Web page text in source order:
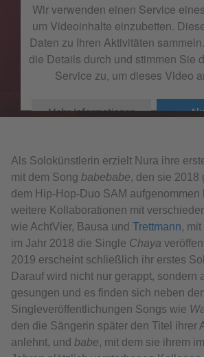
Wir verwenden einen Service
um Videoinhalte einzubetten.
Daten zu Ihren Aktivitäten
die Details durch und stimmen Sie
Service zu, um dieses Video
Mehr Informationen
Als Solokünstlerin erzielt Nura ihre
mit dem Song babebabe, den sie 2018
dem Hip-Hop-Duo SAM aufgenommen
weitere Kollaborationen mit
wie AchtVier, Bausa und Trettmann,
im Jahr 2018 die Single Chaya
2019 erscheint schließlich ihr erstes
Darauf wird nicht nur gerappt, sondern
gesungen und es finden sich neben
Singleveröffentlichungen Songs wie
den die Sängerin später den Titel ihrer
anlehnt, und babe, mit dem sie ihrem